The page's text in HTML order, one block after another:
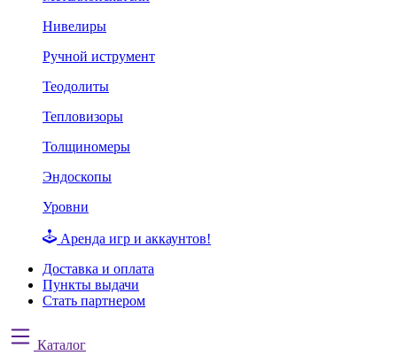
Нивелиры
Ручной иструмент
Теодолиты
Тепловизоры
Толщиномеры
Эндоскопы
Уровни
Аренда игр и аккаунтов!
Доставка и оплата
Пункты выдачи
Стать партнером
Каталог